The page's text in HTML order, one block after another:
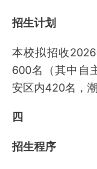
招生计划
本校拟招收
600名（其中自
安区内420名，
四
招生程序